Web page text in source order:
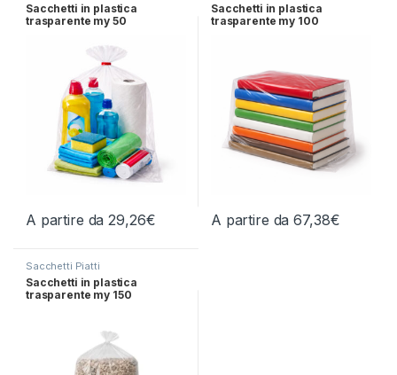
Sacchetti in plastica
trasparente my 50
A partire da29,26€
Questo prodotto ha più varianti. Le opzioni possono essere
Sacchetti in plastica
trasparente my 100
A partire da67,38€
Questo prodotto ha più
Sacchetti Piatti
Sacchetti in plastica
trasparente my 150